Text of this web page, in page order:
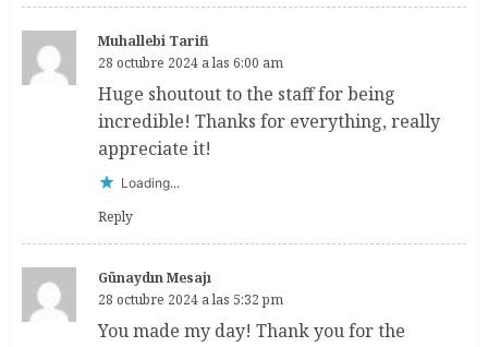
Muhallebi Tarifi
28 octubre 2024 a las 6:00 am
Huge shoutout to the staff for being
incredible! Thanks for everything, really
appreciate it!
Loading...
Reply
Günaydın Mesajı
28 octubre 2024 a las 5:32 pm
You made my day! Thank you for the